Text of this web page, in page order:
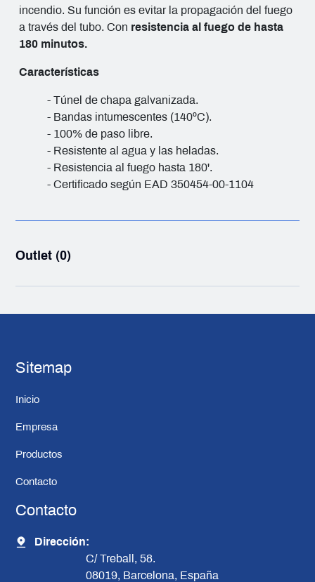
incendio. Su función es evitar la propagación del fuego
a través del tubo. Con resistencia al fuego de hasta
180 minutos.
Características
- Túnel de chapa galvanizada.
- Bandas intumescentes (140ºC).
- 100% de paso libre.
- Resistente al agua y las heladas.
- Resistencia al fuego hasta 180'.
- Certificado según EAD 350454-00-1104
Outlet (0)
Sitemap
Inicio
Empresa
Productos
Contacto
Contacto
Dirección:
C/ Treball, 58.
08019, Barcelona, España